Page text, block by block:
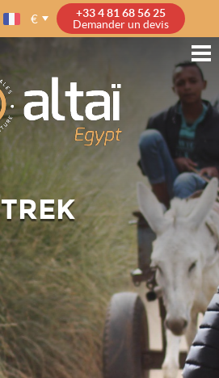
€
+33 4 81 68 56 25
Demander un devis
TREK